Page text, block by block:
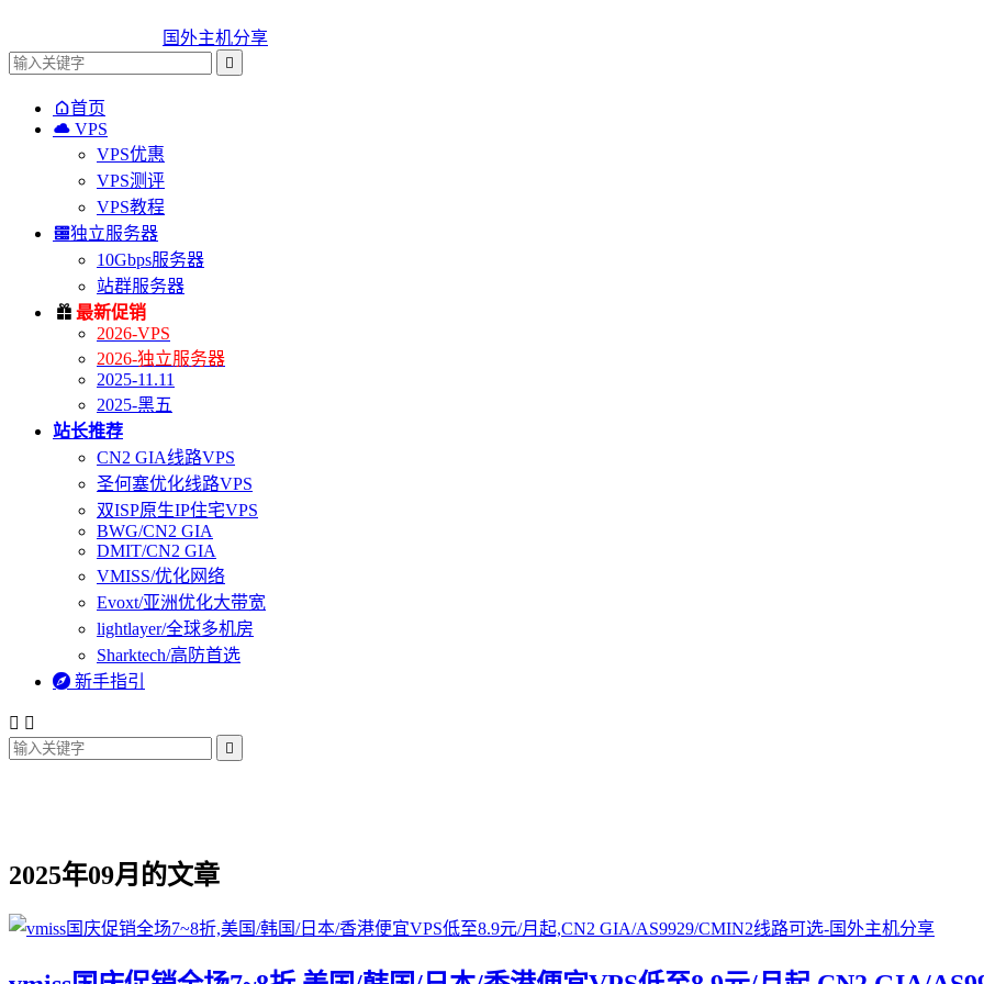
国外主机分享

首页
 VPS
VPS优惠
VPS测评
VPS教程
独立服务器
10Gbps服务器
站群服务器
 最新促销
2026-VPS
2026-独立服务器
2025-11.11
2025-黑五
站长推荐
CN2 GIA线路VPS
圣何塞优化线路VPS
双ISP原生IP住宅VPS
BWG/CN2 GIA
DMIT/CN2 GIA
VMISS/优化网络
Evoxt/亚洲优化大带宽
lightlayer/全球多机房
Sharktech/高防首选
 新手指引
 

2025年09月的文章